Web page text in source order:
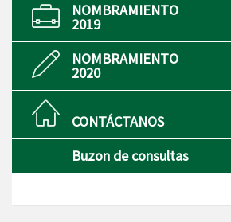
NOMBRAMIENTO
2019
NOMBRAMIENTO
2020
CONTÁCTANOS
Buzon de consultas